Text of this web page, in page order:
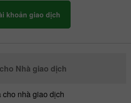
khoản giao dịch
Nhà giao dịch
cho nhà giao dịch